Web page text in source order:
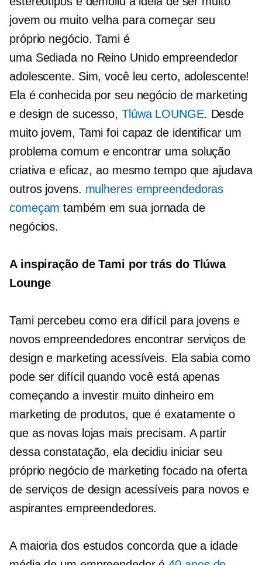
jovem ou muito velha para começar seu
próprio negócio. Tami é
uma Sediada no Reino Unidoempreendedor
adolescente. Sim, você leu certo, adolescente!
Ela é conhecida por seu negócio de marketing
e design de sucesso, Tlúwa LOUNGE. Desde
muito jovem, Tami foi capaz de identificar um
problema comum e encontrar uma solução
criativa e eficaz, ao mesmo tempo que ajudava
outros jovens. mulheres empreendedoras
começam também em sua jornada de
negócios.
A inspiração de Tami por trás do Tlúwa
Lounge
Tami percebeu como era difícil para jovens e
novos empreendedores encontrar serviços de
design e marketing acessíveis. Ela sabia como
pode ser difícil quando você está apenas
começando a investir muito dinheiro em
marketing de produtos, que é exatamente o
que as novas lojas mais precisam. A partir
dessa constatação, ela decidiu iniciar seu
próprio negócio de marketing focado na oferta
de serviços de design acessíveis para novos e
aspirantes empreendedores.
A maioria dos estudos concorda que a idade